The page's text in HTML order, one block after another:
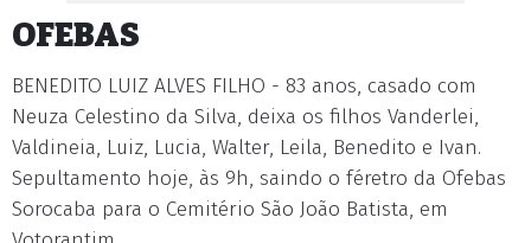
OFEBAS
BENEDITO LUIZ ALVES FILHO - 83 anos, casado com
Neuza Celestino da Silva, deixa os filhos Vanderlei,
Valdineia, Luiz, Lucia, Walter, Leila, Benedito e Ivan.
Sepultamento hoje, às 9h, saindo o féretro da Ofebas
Sorocaba para o Cemitério São João Batista, em